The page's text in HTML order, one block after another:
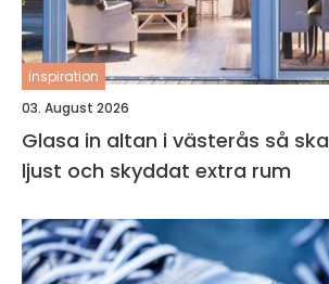
inspiration
03. August 2026
Glasa in altan i västerås så skapar du ett
ljust och skyddat extra rum